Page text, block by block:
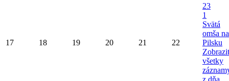
17 18 19 20 21 22
23
1
Svätá
omša na
Pilsku
všetky
z dňa